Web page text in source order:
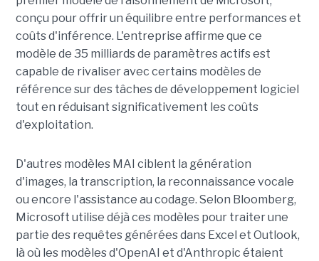
conçu pour offrir un équilibre entre performances et
coûts d'inférence. L'entreprise affirme que ce
modèle de 35 milliards de paramètres actifs est
capable de rivaliser avec certains modèles de
référence sur des tâches de développement logiciel
tout en réduisant significativement les coûts
d'exploitation.
D'autres modèles MAI ciblent la génération
d'images, la transcription, la reconnaissance vocale
ou encore l'assistance au codage. Selon Bloomberg,
Microsoft utilise déjà ces modèles pour traiter une
partie des requêtes générées dans Excel et Outlook,
là où les modèles d'OpenAI et d'Anthropic étaient